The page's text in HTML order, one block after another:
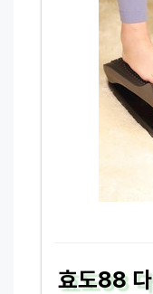
효도88